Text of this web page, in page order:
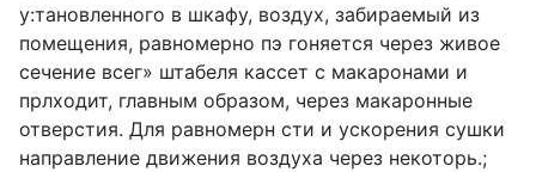
у:тановленного в шкафу, воздух, забираемый из
помещения, равномерно пэ гоняется через живое
сечение всег» штабеля кассет с макаронами и
прлходит, главным образом, через макаронные
отверстия. Для равномерн сти и ускорения сушки
направление движения воздуха через некоторь.;